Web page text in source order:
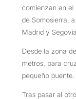
comienzan en el
de Somosierra,
Madrid y
Desde la zona
metros, para
pequeño puente.
Tras pasar al